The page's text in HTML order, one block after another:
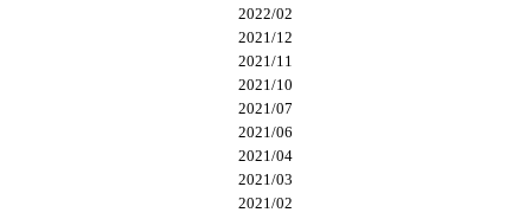
2022/02
2021/12
2021/11
2021/10
2021/07
2021/06
2021/04
2021/03
2021/02